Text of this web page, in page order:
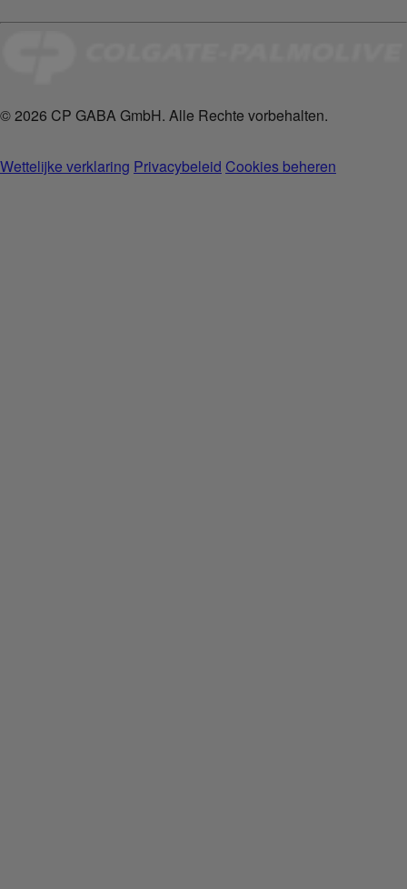
© 2026 CP GABA GmbH. Alle Rechte vorbehalten.
Wettelijke verklaring Privacybeleid Cookies beheren